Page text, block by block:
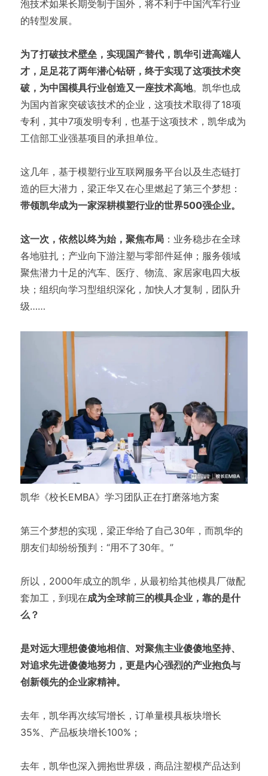
泡技术如果长期受制于国外，将不利于中国汽车行业
的转型发展。
为了打破技术壁垒，实现国产替代，凯华引进高端人
才，足足花了两年潜心钻研，终于实现了这项技术突
破，为中国模具行业创造又一座技术高地。凯华也成
为国内首家突破该技术的企业，这项技术取得了18项
专利，其中7项发明专利，也基于这项技术，凯华成为
工信部工业强基项目的承担单位。
这几年，基于模塑行业互联网服务平台以及生态链打
造的巨大潜力，梁正华又在心里燃起了第三个梦想：
带领凯华成为一家深耕模塑行业的世界500强企业。
这一次，依然以终为始，聚焦布局：业务稳步在全球
各地驻扎；产业向下游注塑与零部件延伸；服务领域
聚焦潜力十足的汽车、医疗、物流、家居家电四大板
块；组织向学习型组织深化，加快人才复制，团队升
级……
凯华《校长EMBA》学习团队正在打磨落地方案
第三个梦想的实现，梁正华给了自己30年，而凯华的
朋友们却纷纷预判：“用不了30年。”
所以，2000年成立的凯华，从最初给其他模具厂做配
套加工，到现在成为全球前三的模具企业，靠的是什
么？
是对远大理想傻傻地相信、对聚焦主业傻傻地坚持、
对追求先进傻傻地努力，更是内心强烈的产业抱负与
创新领先的企业家精神。
去年，凯华再次续写增长，订单量模具板块增长
35%、产品板块增长100%；
去年，凯华也深入拥抱世界级，商品注塑模产品达到